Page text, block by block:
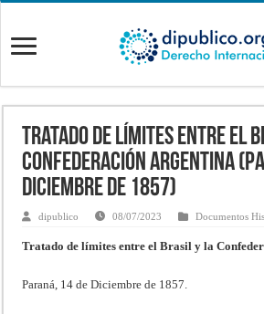
Tratado de límites entre el
Confederación Argentina
Diciembre de 1857)
dipublico 08/07/2023 Documentos
Tratado de límites entre el Brasil y la
Paraná, 14 de Diciembre de 1857.